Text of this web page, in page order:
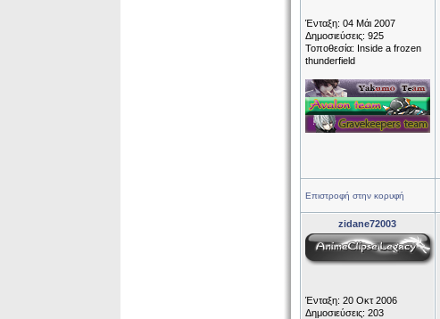
Ένταξη: 04 Μάι 2007
Δημοσιεύσεις: 925
Τοποθεσία: Inside a frozen
thunderfield
Επιστροφή στην κορυφή
zidane72003
Ένταξη: 20 Οκτ 2006
Δημοσιεύσεις: 203